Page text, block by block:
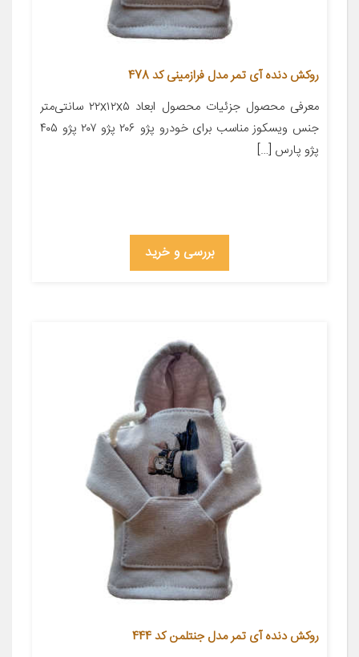
روکش دنده آی تمر مدل فرازمینی کد 478
معرفی محصول جزئیات محصول ابعاد ۲۲x۱۲x۵ سانتی‌متر
جنس ویسکوز مناسب برای خودرو پژو ۲۰۶ پژو ۲۰۷ پژو ۴۰۵
پژو پارس […]
بررسی و خرید
روکش دنده آی تمر مدل جنتلمن کد 444